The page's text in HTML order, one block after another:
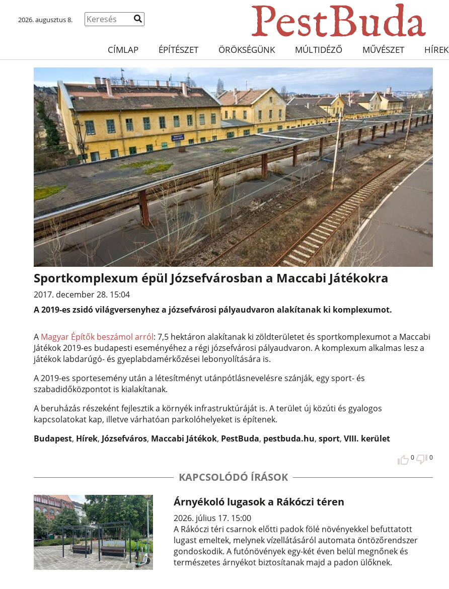
2026. augusztus 8.
CÍMLAP ÉPÍTÉSZET ÖRÖKSÉGÜNK MÚLTIDÉZŐ MŰVÉSZET HÍREK
Sportkomplexum épül Józsefvárosban a Maccabi Játékokra
2017. december 28. 15:04
A 2019-es zsidó világversenyhez a józsefvárosi pályaudvaron alakítanak ki komplexumot.
A Magyar Építők beszámol arról: 7,5 hektáron alakítanak ki zöldterületet és sportkomplexumot a Maccabi
Játékok 2019-es budapesti eseményéhez a régi józsefvárosi pályaudvaron. A komplexum alkalmas lesz a
játékok labdarúgó- és gyeplabdamérkőzései lebonyolítására is.
A 2019-es sportesemény után a létesítményt utánpótlásnevelésre szánják, egy sport- és
szabadidőközpontot is kialakítanak.
A beruházás részeként fejlesztik a környék infrastruktúráját is. A terület új közúti és gyalogos
kapcsolatokat kap, illetve várhatóan parkolóhelyeket is építenek.
Budapest, Hírek, Józsefváros, Maccabi Játékok, PestBuda, pestbuda.hu,sport,VIII. kerület
0 0
KAPCSOLÓDÓ ÍRÁSOK
Árnyékoló lugasok a Rákóczi téren
2026. július 17. 15:00
A Rákóczi téri csarnok előtti padok fölé növényekkel befuttatott
lugast emeltek, melynek vízellátásáról automata öntözőrendszer
gondoskodik. A futónövények egy-két éven belül megnőnek és
természetes árnyékot biztosítanak majd a padon ülőknek.